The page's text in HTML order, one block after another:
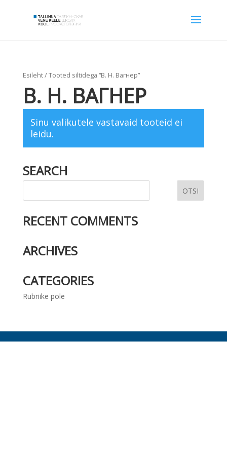
Esileht/ Tooted siltidega “В. Н. Вагнер”
В. Н. ВАГНЕР
Sinu valikutele vastavaid tooteid ei
leidu.
SEARCH
RECENT COMMENTS
ARCHIVES
CATEGORIES
Rubriike pole